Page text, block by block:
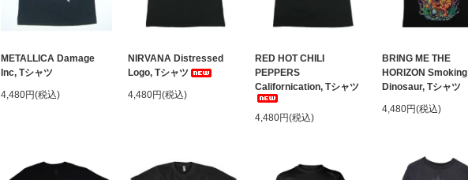
METALLICA Damage
Inc, Tシャツ
4,480円(税込)
NIRVANA Distressed
Logo, Tシャツ
4,480円(税込)
RED HOT CHILI
PEPPERS
Californication, Tシャツ
4,480円(税込)
BRING ME THE
HORIZON Smoking
Dinosaur, Tシャツ
4,480円(税込)